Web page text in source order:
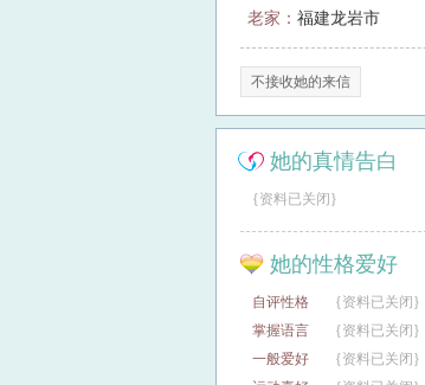
老家： 福建龙岩市
不接收她的来信
她的真情告白
{资料已关闭}
她的性格爱好
自评性格
{资料已关闭}
掌握语言
{资料已关闭}
一般爱好
{资料已关闭}